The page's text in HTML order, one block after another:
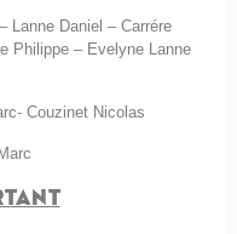
Lanne Daniel – Carrére
Philippe – Evelyne Lanne
Couzinet Nicolas